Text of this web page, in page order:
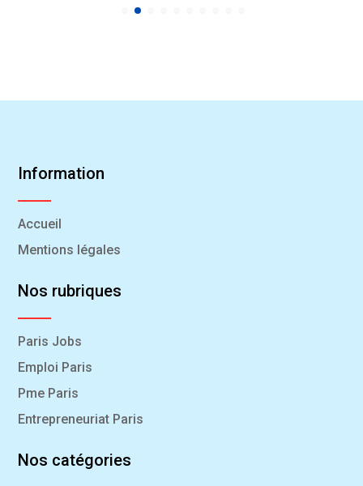
Information
Accueil
Mentions légales
Nos rubriques
Paris Jobs
Emploi Paris
Pme Paris
Entrepreneuriat Paris
Nos catégories